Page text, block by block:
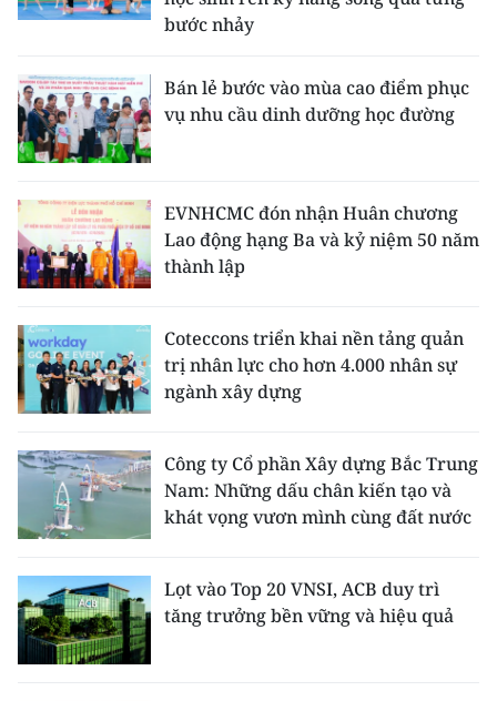
bước nhảy
Bán lẻ bước vào mùa cao điểm phục
vụ nhu cầu dinh dưỡng học đường
EVNHCMC đón nhận Huân chương
Lao động hạng Ba và kỷ niệm 50 năm
thành lập
Coteccons triển khai nền tảng quản
trị nhân lực cho hơn 4.000 nhân sự
ngành xây dựng
Công ty Cổ phần Xây dựng Bắc Trung
Nam: Những dấu chân kiến tạo và
khát vọng vươn mình cùng đất nước
Lọt vào Top 20 VNSI, ACB duy trì
tăng trưởng bền vững và hiệu quả